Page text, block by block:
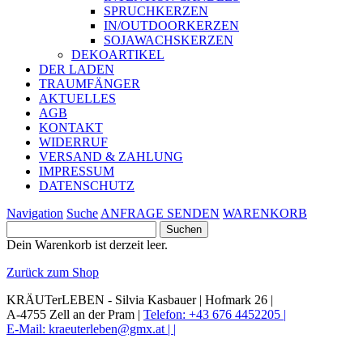
SPRUCHKERZEN
IN/OUTDOORKERZEN
SOJAWACHSKERZEN
DEKOARTIKEL
DER LADEN
TRAUMFÄNGER
AKTUELLES
AGB
KONTAKT
WIDERRUF
VERSAND & ZAHLUNG
IMPRESSUM
DATENSCHUTZ
Navigation Suche ANFRAGE SENDEN WARENKORB
nach:
Dein Warenkorb ist derzeit leer.
Zurück zum Shop
KRÄUTerLEBEN - Silvia Kasbauer | Hofmark 26 |
A-4755 Zell an der Pram | Telefon: +43 676 4452205 |
E-Mail: kraeuterleben@gmx.at | |